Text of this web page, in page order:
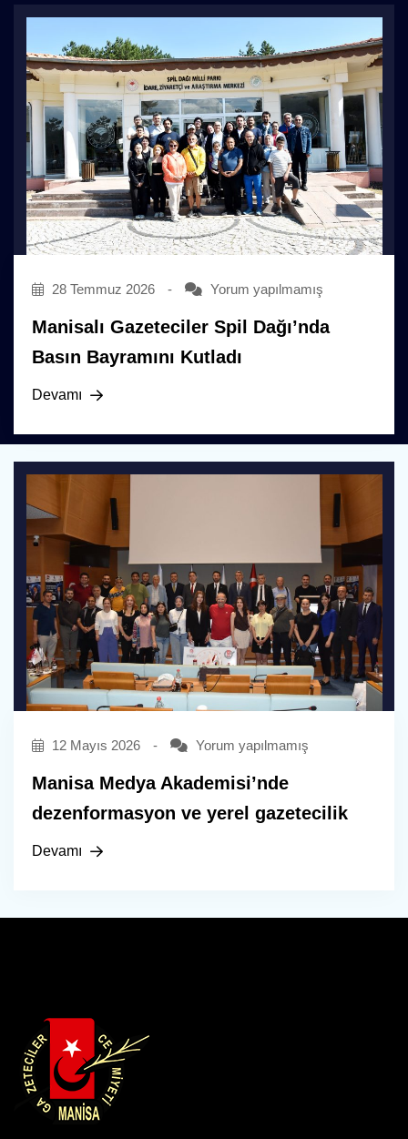
28 Temmuz 2026 - Yorum yapılmamış
Manisalı Gazeteciler Spil Dağı’nda
Basın Bayramını Kutladı
Devamı
12 Mayıs 2026 - Yorum yapılmamış
Manisa Medya Akademisi’nde
dezenformasyon ve yerel gazetecilik
Devamı